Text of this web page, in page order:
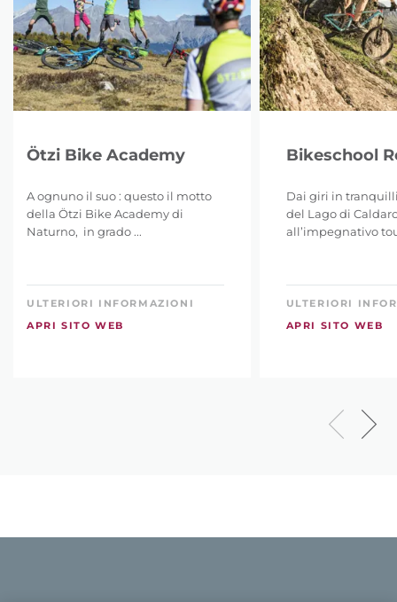
Ötzi Bike Academy
A ognuno il suo : questo il motto
della Ötzi Bike Academy di
Naturno, in grado ...
ULTERIORI INFORMAZIONI
APRI SITO WEB
Bikeschool
Dai giri in
del Lago di
all’impegnativo
ULTERIORI
APRI SITO WEB